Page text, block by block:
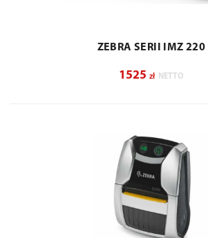
ZEBRA SERII IMZ 220
1525 zł NETTO